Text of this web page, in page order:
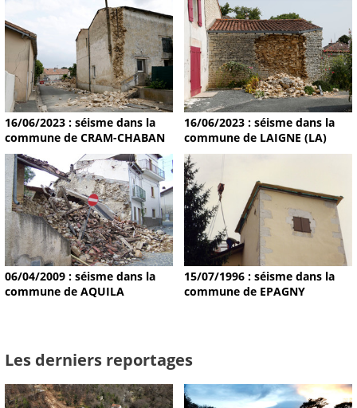
16/06/2023 : séisme dans la
commune de CRAM-CHABAN
16/06/2023 : séisme dans la
commune de LAIGNE (LA)
06/04/2009 : séisme dans la
commune de AQUILA
15/07/1996 : séisme dans la
commune de EPAGNY
Les derniers reportages